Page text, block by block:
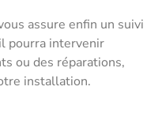
assure enfin un suivi
pourra intervenir
ou des réparations,
installation.